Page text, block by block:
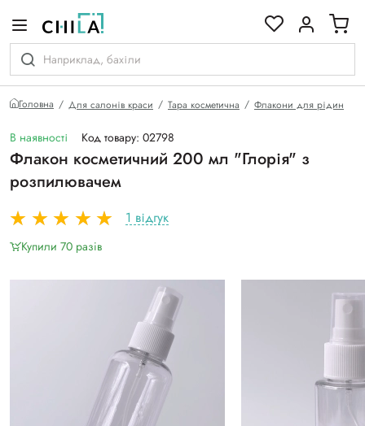
Головна Для салонів краси Тара косметична Флакони для рідин
В наявності Код товару: 02798
Флакон косметичний 200 мл "Глорія" з
розпилювачем
1 відгук
Купили 70 разiв
гамі